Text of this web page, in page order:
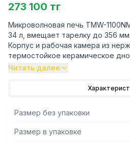
273 100 тг
Микроволновая печь TMW-
34 л, вмещает тарелку до 356 мм.
Корпус и рабочая камера из
термостойкое керамическое
Механическая панель управления.
• 5 уровней мощности.
• Простота управления
электронному таймеру с
• Программируемая разморозка
Читать далее
Размер без упаковки
Размер в упаковке